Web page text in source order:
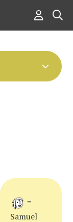
=
Samuel